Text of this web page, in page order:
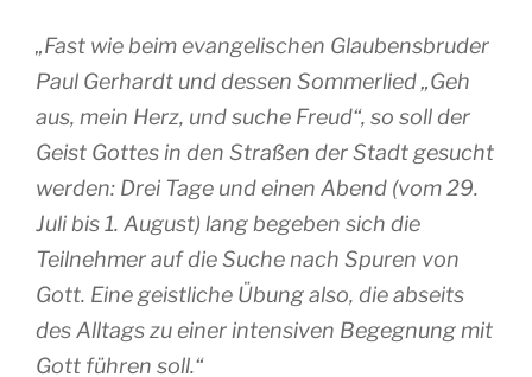
„Fast wie beim evangelischen Glaubensbruder
Paul Gerhardt und dessen Sommerlied „Geh
aus, mein Herz, und suche Freud“, so soll der
Geist Gottes in den Straßen der Stadt gesucht
werden: Drei Tage und einen Abend (vom 29.
Juli bis 1. August) lang begeben sich die
Teilnehmer auf die Suche nach Spuren von
Gott. Eine geistliche Übung also, die abseits
des Alltags zu einer intensiven Begegnung mit
Gott führen soll.“